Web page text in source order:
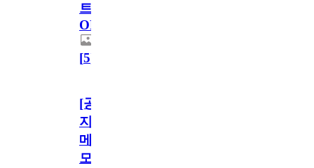
트
OPEN!
[5]
[공
지]
메
모